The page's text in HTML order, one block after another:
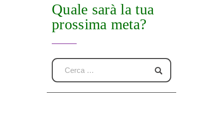
Quale sarà la tua
prossima meta?